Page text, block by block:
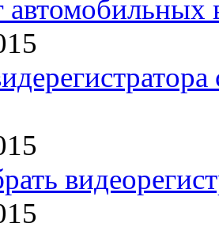
автомобильных